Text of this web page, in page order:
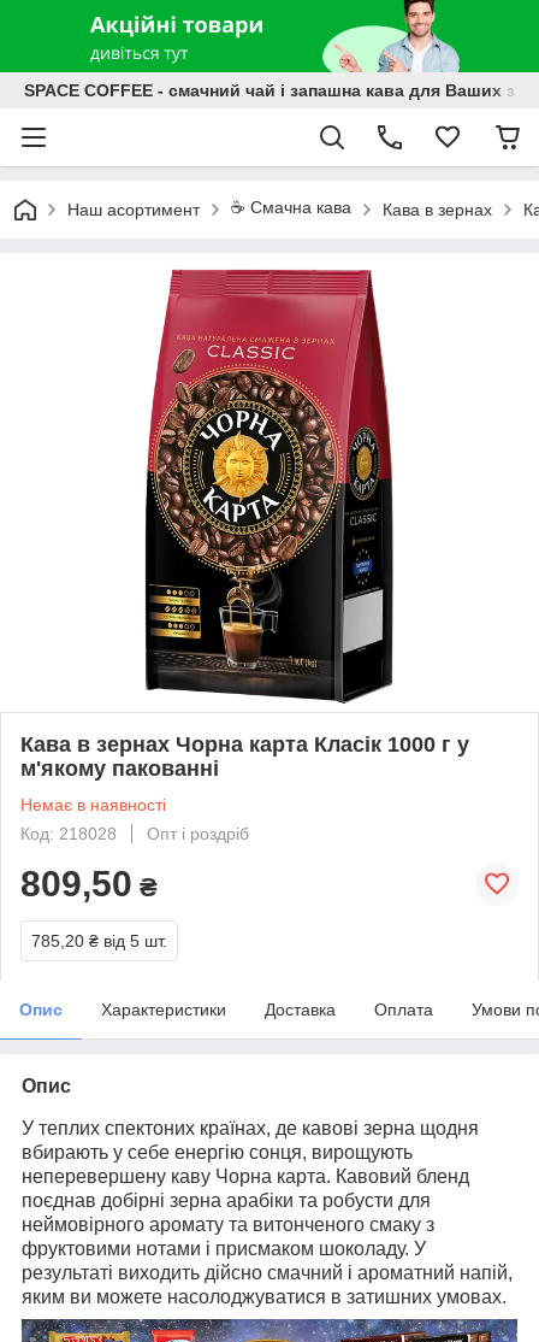
SPACE COFFEE - смачний чай і запашна кава для Ваших
Наш асортимент ☕️ Смачна кава Кава в зернах
Кава в зернах Чорна карта Класік 1000 г у
м'якому пакованні
Немає в наявності
Код: 218028
Опт і роздріб
809,50 ₴
785,20 ₴ від 5 шт.
Опис Характеристики Доставка Оплата Умови
Опис
У теплих спектоних країнах, де кавові зерна щодня
вбирають у себе енергію сонця, вирощують
неперевершену каву Чорна карта. Кавовий бленд
поєднав добірні зерна арабіки та робусти для
неймовірного аромату та витонченого смаку з
фруктовими нотами і присмаком шоколаду. У
результаті виходить дійсно смачний і ароматний напій,
яким ви можете насолоджуватися в затишних умовах.